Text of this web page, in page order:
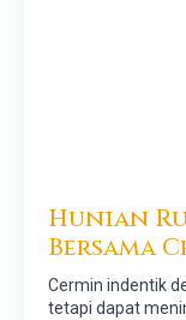
Hunian
Bersama
Cermin indentik
tetapi dapat